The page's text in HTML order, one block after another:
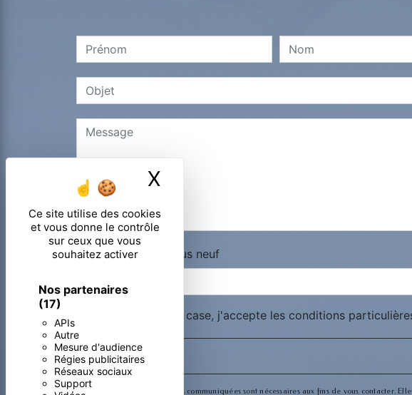
Ce site utilise des cookies
et vous donne le contrôle
sur ceux que vous
souhaitez activer
Nos partenaires
(17)
APIs
Autre
Mesure d'audience
Régies publicitaires
Réseaux sociaux
Support
X
Combien font un plus neuf
En cochant cette case, j'accepte les conditions
** Les données personnelles communiquées sont nécessaires aux fins de vous contacter.